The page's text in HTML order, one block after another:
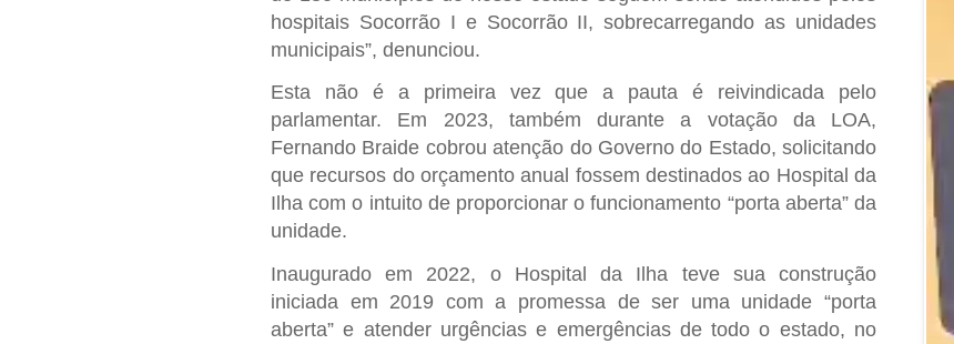
hospitais Socorrão I e Socorrão II, sobrecarregando as unidades
municipais”, denunciou.
Esta não é a primeira vez que a pauta é reivindicada pelo
parlamentar. Em 2023, também durante a votação da LOA,
Fernando Braide cobrou atenção do Governo do Estado, solicitando
que recursos do orçamento anual fossem destinados ao Hospital da
Ilha com o intuito de proporcionar o funcionamento “porta aberta” da
unidade.
Inaugurado em 2022, o Hospital da Ilha teve sua construção
iniciada em 2019 com a promessa de ser uma unidade “porta
aberta” e atender urgências e emergências de todo o estado, no